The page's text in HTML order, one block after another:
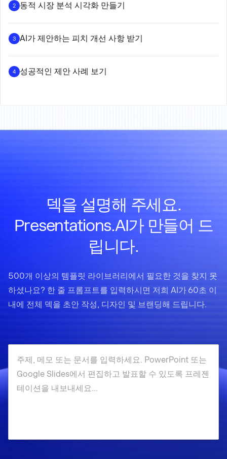
2 동적 시장 분석 시각화 만들기
3 AI가 제안하는 피치 개선 사항 받기
4 성공적인 제안 사례 보기
덱을 설명해 주세요.
Presentations.AI가 만들어 드
립니다.
500개 이상의 템플릿 라이브러리에서 필요한 것을 찾지 못
하셨나요? 한 줄 프롬프트를 입력하시면 저희 AI가 60초 이
내에 전체 덱을 초안 작성, 디자인 및 브랜딩해 드립니다.